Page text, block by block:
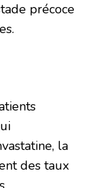
précoce
la
des taux